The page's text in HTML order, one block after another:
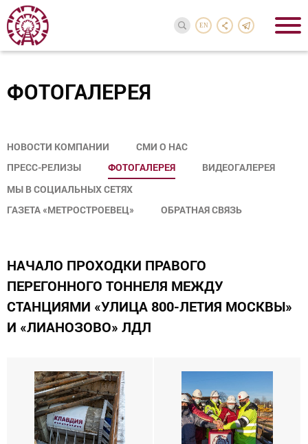
EN
ФОТОГАЛЕРЕЯ
НОВОСТИ КОМПАНИИ
СМИ О НАС
ПРЕСС-РЕЛИЗЫ
ФОТОГАЛЕРЕЯ
ВИДЕОГАЛЕРЕЯ
МЫ В СОЦИАЛЬНЫХ СЕТЯХ
ГАЗЕТА «МЕТРОСТРОЕВЕЦ»
ОБРАТНАЯ СВЯЗЬ
НАЧАЛО ПРОХОДКИ ПРАВОГО
ПЕРЕГОННОГО ТОННЕЛЯ МЕЖДУ
СТАНЦИЯМИ «УЛИЦА 800-ЛЕТИЯ МОСКВЫ»
И «ЛИАНОЗОВО» ЛДЛ